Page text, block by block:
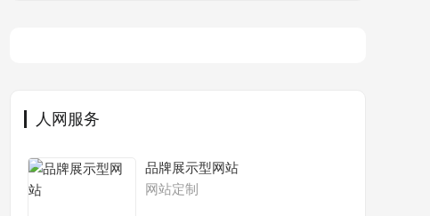
人网服务
品牌展示型网站
网站定制